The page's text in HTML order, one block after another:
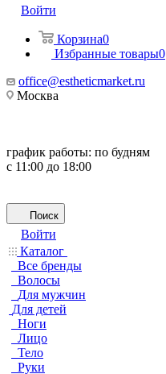
Войти
Корзина0
Избранные товары0
office@estheticmarket.ru
Москва
график работы: по будням
с 11:00 до 18:00
Поиск
Войти
Каталог
Все бренды
Волосы
Для мужчин
Для детей
Ноги
Лицо
Тело
Руки